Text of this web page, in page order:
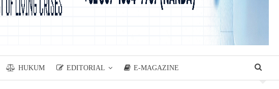
HUKUM EDITORIAL E-MAGAZINE